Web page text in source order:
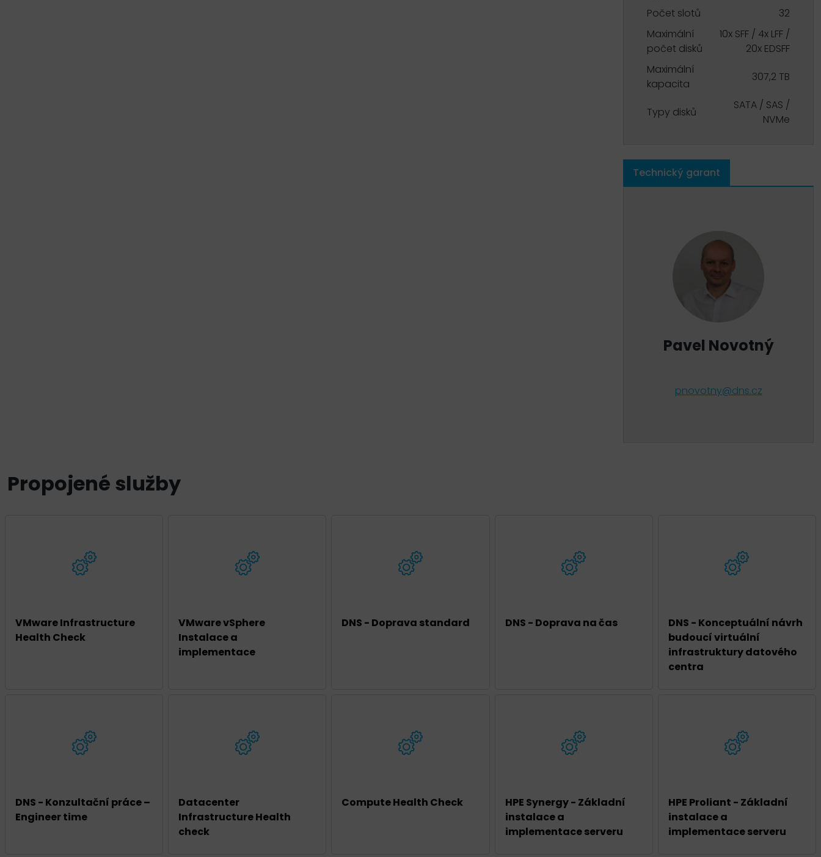
Počet slotů
32
Maximální
počet disků
10x SFF / 4x LFF /
20x EDSFF
Maximální
kapacita
307,2 TB
Typy disků
SATA / SAS /
NVMe
Technický garant
Pavel Novotný
pnovotny@dns.cz
Propojené služby
VMware Infrastructure
Health Check
VMware vSphere
Instalace a
implementace
DNS - Doprava standard DNS - Doprava na čas
DNS - Konceptuální návrh
budoucí virtuální
infrastruktury datového
centra
DNS - Konzultační práce –
Engineer time
Datacenter
Infrastructure Health
check
Compute Health Check
HPE Synergy - Základní
instalace a
implementace serveru
HPE Proliant - Základní
instalace a
implementace serveru